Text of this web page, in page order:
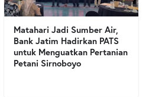
Matahari Jadi Sumber Air,
Bank Jatim Hadirkan PATS
untuk Menguatkan Pertanian
Petani Sirnoboyo